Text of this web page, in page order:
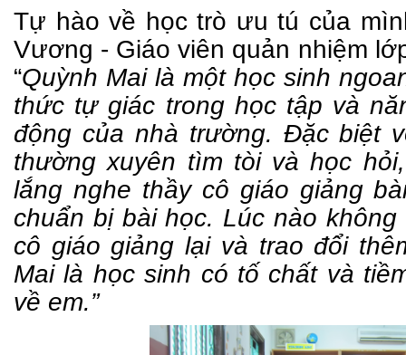
Tự hào về học trò ưu tú của
Vương - Giáo viên quản nhiệm
“Quỳnh Mai là một học sinh
thức tự giác trong học tập và
động của nhà trường. Đặc biệt
thường xuyên tìm tòi và học
lắng nghe thầy cô giáo giảng
chuẩn bị bài học. Lúc nào
cô giáo giảng lại và trao đổi
Mai là học sinh có tố chất và
về em.”